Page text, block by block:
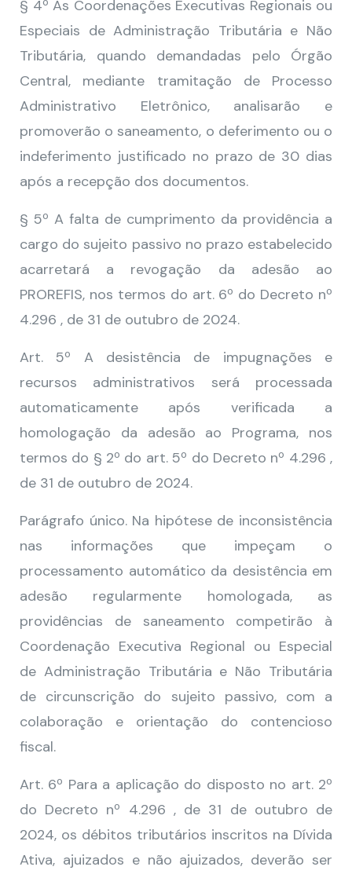
§ 4º As Coordenações Executivas Regionais ou
Especiais de Administração Tributária e Não
Tributária, quando demandadas pelo Órgão
Central, mediante tramitação de Processo
Administrativo Eletrônico, analisarão e
promoverão o saneamento, o deferimento ou o
indeferimento justificado no prazo de 30 dias
após a recepção dos documentos.
§ 5º A falta de cumprimento da providência a
cargo do sujeito passivo no prazo estabelecido
acarretará a revogação da adesão ao
PROREFIS, nos termos do art. 6º do Decreto nº
4.296 , de 31 de outubro de 2024.
Art. 5º A desistência de impugnações e
recursos administrativos será processada
automaticamente após verificada a
homologação da adesão ao Programa, nos
termos do § 2º do art. 5º do Decreto nº 4.296 ,
de 31 de outubro de 2024.
Parágrafo único. Na hipótese de inconsistência
nas informações que impeçam o
processamento automático da desistência em
adesão regularmente homologada, as
providências de saneamento competirão à
Coordenação Executiva Regional ou Especial
de Administração Tributária e Não Tributária
de circunscrição do sujeito passivo, com a
colaboração e orientação do contencioso
fiscal.
Art. 6º Para a aplicação do disposto no art. 2º
do Decreto nº 4.296 , de 31 de outubro de
2024, os débitos tributários inscritos na Dívida
Ativa, ajuizados e não ajuizados, deverão ser